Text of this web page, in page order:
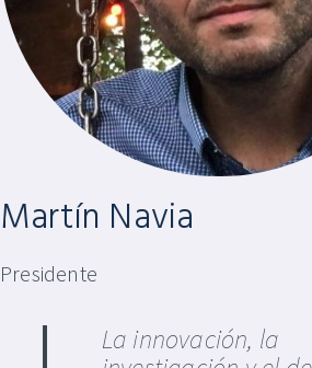
Martín Navia
Presidente
La innovación, la